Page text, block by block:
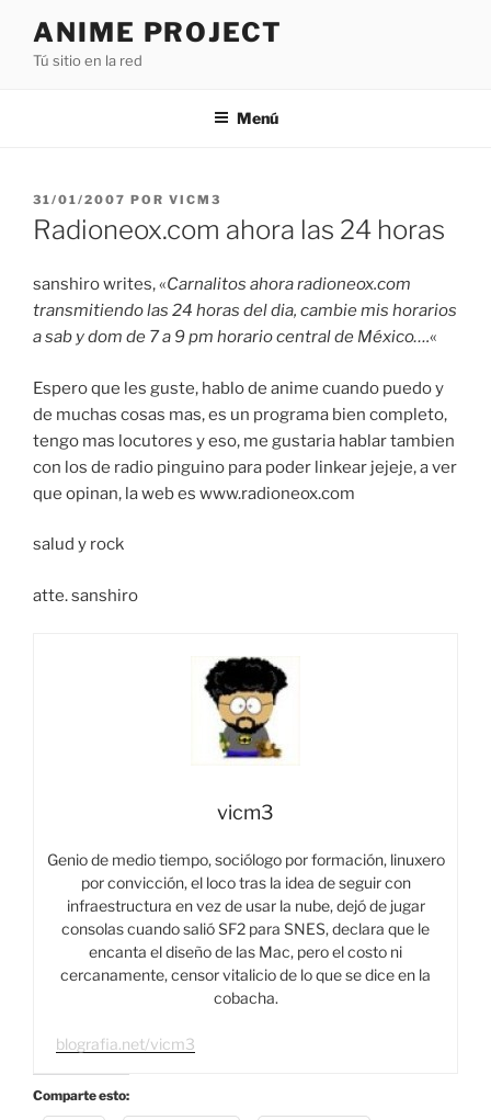
contenido
ANIME PROJECT
Tú sitio en la red
Menú
PUBLICADO
EL
31/01/2007 POR VICM3
Radioneox.com ahora las 24 horas
sanshiro writes, «Carnalitos ahora radioneox.com
transmitiendo las 24 horas del dia, cambie mis horarios
a sab y dom de 7 a 9 pm horario central de México….«
Espero que les guste, hablo de anime cuando puedo y
de muchas cosas mas, es un programa bien completo,
tengo mas locutores y eso, me gustaria hablar tambien
con los de radio pinguino para poder linkear jejeje, a ver
que opinan, la web es www.radioneox.com
salud y rock
atte. sanshiro
vicm3
Genio de medio tiempo, sociólogo por formación, linuxero
por convicción, el loco tras la idea de seguir con
infraestructura en vez de usar la nube, dejó de jugar
consolas cuando salió SF2 para SNES, declara que le
encanta el diseño de las Mac, pero el costo ni
cercanamente, censor vitalicio de lo que se dice en la
cobacha.
blografia.net/vicm3
Comparte esto: